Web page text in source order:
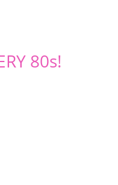
80s!